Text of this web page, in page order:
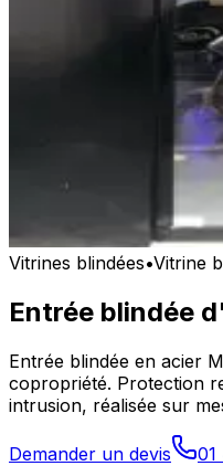
Vitrines blindées•Vitrine
Entrée blindée
Entrée blindée en acier
copropriété. Protection
intrusion, réalisée sur
Demander un devis
01